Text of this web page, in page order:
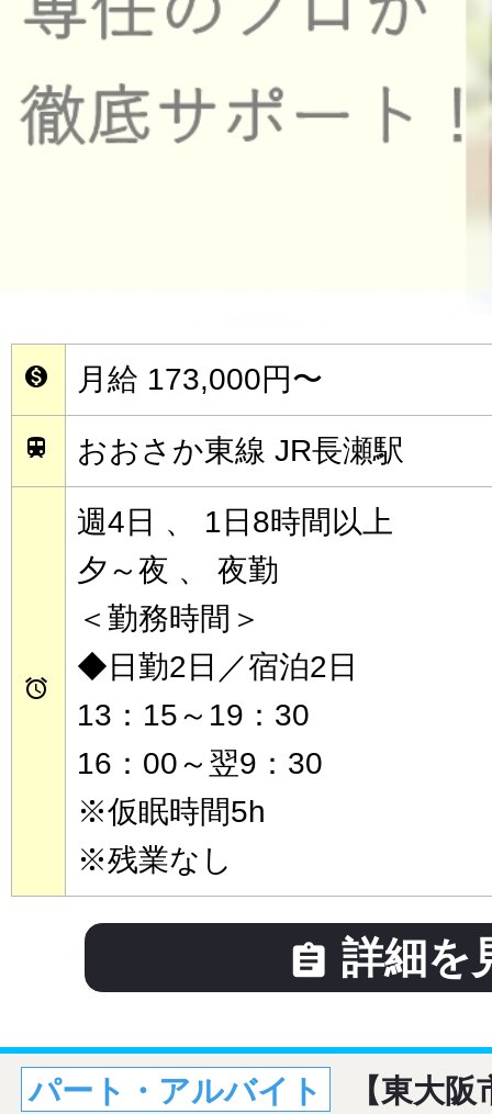
 月給 173,000円〜
 おおさか東線 JR長瀬駅

週4日 、 1日8時間以上
夕～夜 、 夜勤
＜勤務時間＞
◆日勤2日／宿泊2日
13：15～19：30
16：00～翌9：30
※仮眠時間5h
※残業なし
 詳細を
パート・アルバイト
【東大